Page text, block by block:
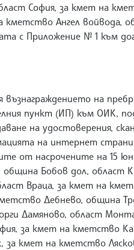
София, за кмет на
кметство Ангел войвода,
с Приложение № 1 към
възнаграждението на
пункт (ИП) към ОИК,
на удостоверения,
на интернет
от насрочените на 15
община Бобов дол,
Враца, за кмет на
Дебнево, община
Дамяново, област
за кмет на кметство
за кмет на кметство